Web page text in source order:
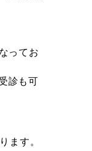
ってお
診も可
ます。